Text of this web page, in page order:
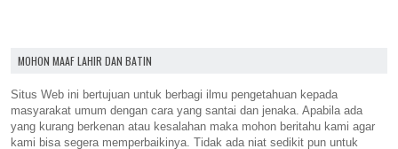
MOHON MAAF LAHIR DAN BATIN
Situs Web ini bertujuan untuk berbagi ilmu pengetahuan kepada
masyarakat umum dengan cara yang santai dan jenaka. Apabila ada
yang kurang berkenan atau kesalahan maka mohon beritahu kami agar
kami bisa segera memperbaikinya. Tidak ada niat sedikit pun untuk